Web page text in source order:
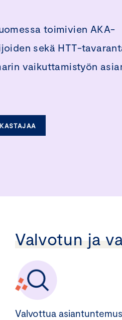
toimivien AKA-
sekä HTT-
vaikuttamistyön
Valvotun ja
Valvottua